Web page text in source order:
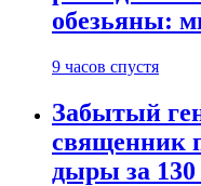
обезьяны:
9 часов спустя
Забытый
священник
дыры за